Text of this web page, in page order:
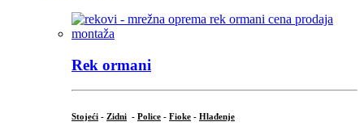
Rek ormani
Stojeći - Zidni - Police - Fioke - Hlađenje